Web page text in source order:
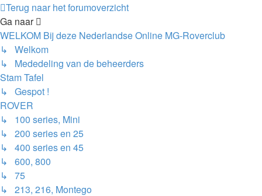
Terug naar het forumoverzicht
Ga naar
WELKOM Bij deze Nederlandse Online MG-Roverclub
↳ Welkom
↳ Mededeling van de beheerders
Stam Tafel
↳ Gespot !
ROVER
↳ 100 series, Mini
↳ 200 series en 25
↳ 400 series en 45
↳ 600, 800
↳ 75
↳ 213, 216, Montego